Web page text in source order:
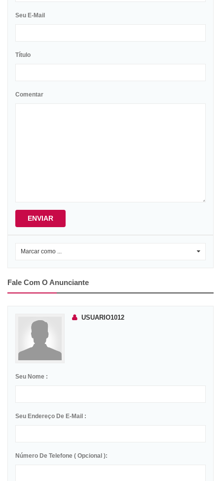
Seu E-Mail
Título
Comentar
ENVIAR
Marcar como ...
Fale Com O Anunciante
USUARIO1012
Seu Nome :
Seu Endereço De E-Mail :
Número De Telefone ( Opcional ):